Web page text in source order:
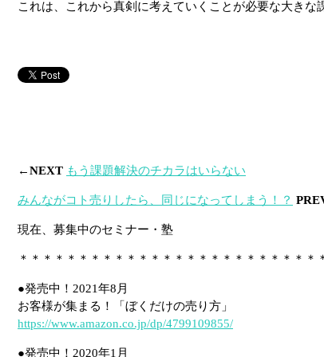
これは、これから真剣に考えていくことが必要な大きな
←NEXT もう課題解決のチカラはいらない
みんながコト売りしたら、同じになってしまう！？
現在、募集中のセミナー・塾
＊＊＊＊＊＊＊＊＊＊＊＊＊＊＊＊＊＊＊＊＊＊＊＊＊
●発売中！2021年8月
お客様が集まる！「ぼくだけの売り方」
https://www.amazon.co.jp/dp/4799109855/
●発売中！2020年1月